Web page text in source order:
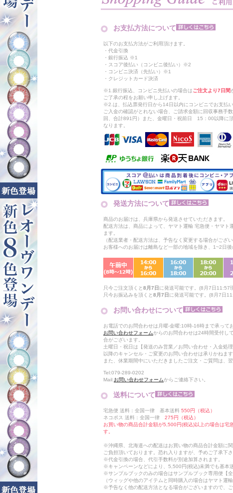
お支払方法について
以下のお支払方法がご利用頂けます。
・代金引換
・銀行振込 ※1
・スコア後払い（コンビニ後払い）※2
・コンビニ決済（先払い）※1
・クレジットカード決済
※1.銀行振込、コンビニ先払いの場合はご注文より7日間
ご了承の程をお願い申し上げます。
※2.は、払込票発行日から14日以内にコンビニでお支払
ご入金の確認がとれない場合、ご請求金額に回収事務手
回、合計891円）また、金曜日・祝前日 15：00以降に
なります。
発送方法について
商品のお届けは、兵庫県から発送させていただきます。
配送方法は、商品によって、ヤマト運輸 宅急便・ヤマト
ます。
（配送業者・配送方法は、予告なく変更する場合がござい
お客様へのお届けは離島など一部の地域を除き、1~2日後
只今ご注文頂くと8月7日 に発送可能です。(8月7日11:57
只今お振込みを頂くと8月7日 に発送可能です。(8月7日
お問い合わせについて
お電話でのお問合わせは月曜-金曜:10時-16時まで承って
お問い合わせフォームからのお問合わせは24時間受付し
合がございます。
土曜日・祝日は【発送のみ営業／お問い合わせ・入金
以降のキャンセル・ご変更のお問い合わせは承りかねます
また、休業期間中にいただきましたご注文・ご質問は、
Tel:079-289-0202
Mail:お問い合わせフォームからご連絡下さい。
送料について
宅急便 送料：全国一律 基本送料 550円（税込）
ネコポス 送料：全国一律 275円（税込）
お買い物の商品合計金額が5,500円(税込)以上の場合は宅
す。
※沖縄県、北海道への配送はお買い物の商品合計金額に
ご負担頂いております。恐れ入りますが、予めご了承下
※代金引換の場合、代引手数料が別途加算されます。
※キャンペーンなどにより、5,500円(税込)未満でも基本
※サンプルブックのみの場合はサンプルブック専用便【
（ウィッグや他のアイテムと同時購入の場合はヤマト運
※予告なく他の配送方法となる場合がございますので、ご